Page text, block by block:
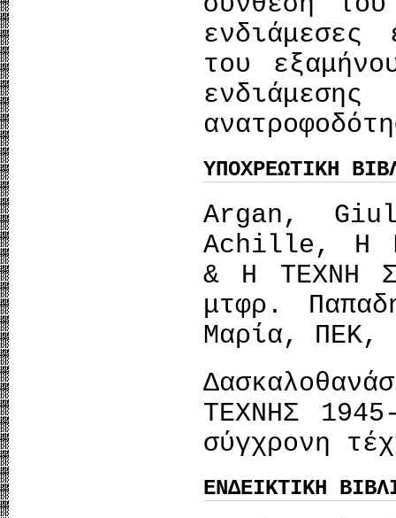
του
ΥΠΟΧΡΕΩΤΙΚΗ
Argan,
Achille, Η
& Η ΤΕΧΝΗ
μτφρ.
Μαρία, ΠΕΚ,
ΤΕΧΝΗΣ
σύγχρονη
ΕΝΔΕΙΚΤΙΚΗ